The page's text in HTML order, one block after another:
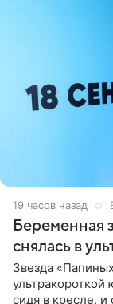
19 часов назад
Беременная
снялась в
Звезда
ультракороткой
сидя в кресле,